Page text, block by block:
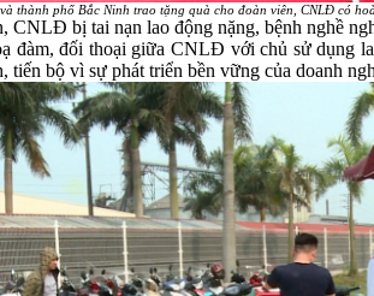
thành phố Bắc Ninh trao tặng quà cho đoàn viên, CNLĐ có
bị tai nạn lao động nặng, bệnh nghề
đàm, đối thoại giữa CNLĐ với chủ sử dụng
tiến bộ vì sự phát triển bền vững của doanh